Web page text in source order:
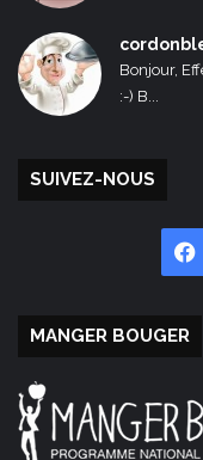
Bonjour,
:-) B...
SUIVEZ-NOUS
MANGER BOUGER